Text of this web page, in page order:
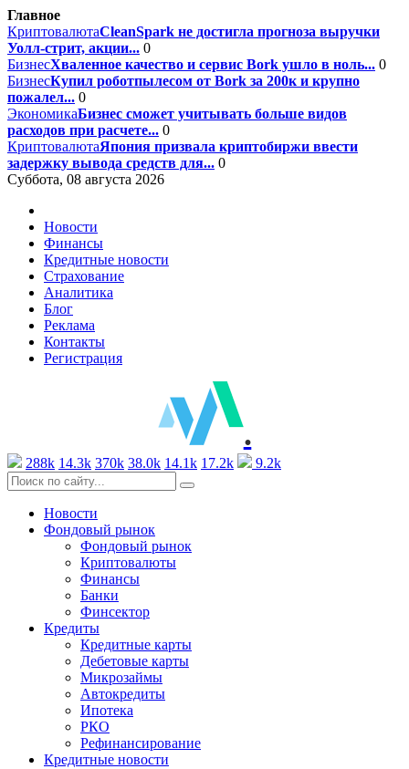
Главное
КриптовалютаCleanSpark не достигла прогноза выручки
Уолл-стрит, акции... 0
БизнесХваленное качество и сервис Bork ушло в ноль... 0
БизнесКупил роботпылесом от Bork за 200к и крупно
пожалел... 0
ЭкономикаБизнес сможет учитывать больше видов
расходов при расчете... 0
КриптовалютаЯпония призвала криптобиржи ввести
задержку вывода средств для... 0
Суббота, 08 августа 2026
Новости
Финансы
Кредитные новости
Страхование
Аналитика
Блог
Реклама
Контакты
Регистрация
.
288k 14.3k 370k 38.0k 14.1k 17.2k 9.2k
Новости
Фондовый рынок
Фондовый рынок
Криптовалюты
Финансы
Банки
Финсектор
Кредиты
Кредитные карты
Дебетовые карты
Микрозаймы
Автокредиты
Ипотека
РКО
Рефинансирование
Кредитные новости